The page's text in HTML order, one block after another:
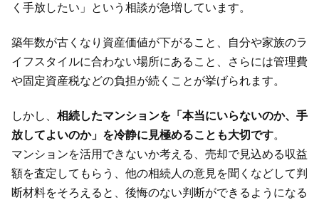
く手放したい」という相談が急増しています。
築年数が古くなり資産価値が下がること、自分や家族のラ
イフスタイルに合わない場所にあること、さらには管理費
や固定資産税などの負担が続くことが挙げられます。
しかし、 相続したマンションを「本当にいらないのか、手
放してよいのか」を冷静に見極めることも大切です。
マンションを活用できないか考える、売却で見込める収益
額を査定してもらう、他の相続人の意見を聞くなどして判
断材料をそろえると、後悔のない判断ができるようになる